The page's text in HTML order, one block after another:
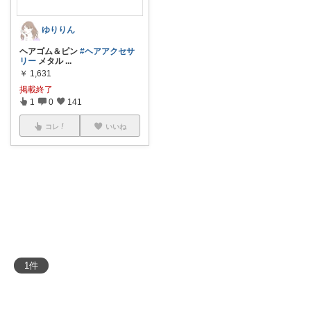
1件
ゆりりん
ヘアゴム＆ピン #ヘアアクセサ
リー メタル ...
￥ 1,631
掲載終了
1 0 141
コレ いいね